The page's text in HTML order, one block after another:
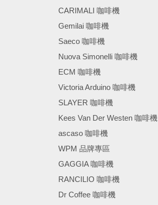
CARIMALI 咖啡機
Gemilai 咖啡機
Saeco 咖啡機
Nuova Simonelli 咖啡機
ECM 咖啡機
Victoria Arduino 咖啡機
SLAYER 咖啡機
Kees Van Der Westen 咖啡機
ascaso 咖啡機
WPM 品牌專區
GAGGIA 咖啡機
RANCILIO 咖啡機
Dr Coffee 咖啡機